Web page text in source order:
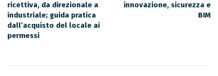
ricettiva, da direzionale a
industriale; guida pratica
dall’acquisto del locale ai
permessi
innovazione, sicurezza e
BIM